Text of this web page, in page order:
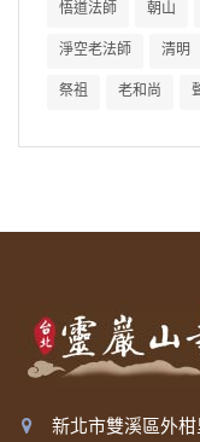
悟道法師 朝山
淨空老法師 清明
祭祖 老和尚
新北市雙溪區外柑